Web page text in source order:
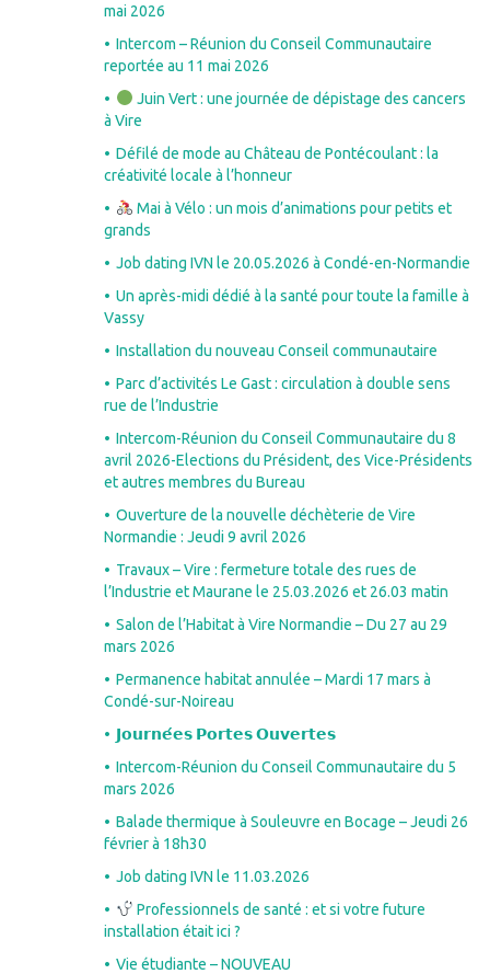
mai 2026
Intercom – Réunion du Conseil Communautaire
reportée au 11 mai 2026
Juin Vert : une journée de dépistage des cancers
à Vire
Défilé de mode au Château de Pontécoulant : la
créativité locale à l’honneur
Mai à Vélo : un mois d’animations pour petits et
grands
Job dating IVN le 20.05.2026 à Condé-en-Normandie
Un après-midi dédié à la santé pour toute la famille à
Vassy
Installation du nouveau Conseil communautaire
Parc d’activités Le Gast : circulation à double sens
rue de l’Industrie
Intercom-Réunion du Conseil Communautaire du 8
avril 2026-Elections du Président, des Vice-Présidents
et autres membres du Bureau
Ouverture de la nouvelle déchèterie de Vire
Normandie : Jeudi 9 avril 2026
Travaux – Vire : fermeture totale des rues de
l’Industrie et Maurane le 25.03.2026 et 26.03 matin
Salon de l’Habitat à Vire Normandie – Du 27 au 29
mars 2026
Permanence habitat annulée – Mardi 17 mars à
Condé-sur-Noireau
𝗝𝗼𝘂𝗿𝗻𝗲́𝗲𝘀 𝗣𝗼𝗿𝘁𝗲𝘀 𝗢𝘂𝘃𝗲𝗿𝘁𝗲𝘀
Intercom-Réunion du Conseil Communautaire du 5
mars 2026
Balade thermique à Souleuvre en Bocage – Jeudi 26
février à 18h30
Job dating IVN le 11.03.2026
Professionnels de santé : et si votre future
installation était ici ?
Vie étudiante – NOUVEAU